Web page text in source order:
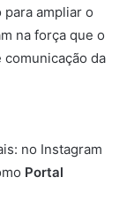
ampliar o
na força que o
da
no Instagram
Portal